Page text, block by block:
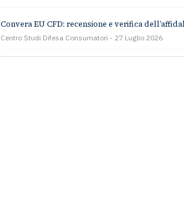
Convera EU CFD: recensione e verifica
Centro Studi Difesa Consumatori 27 Luglio 2026